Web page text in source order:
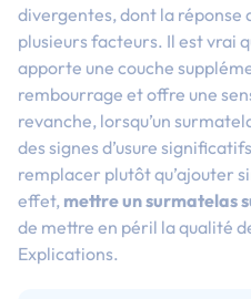
divergentes, dont la réponse
plusieurs facteurs. Il est vrai
apporte une couche
rembourrage et offre une
revanche, lorsqu’un
des signes d’usure
remplacer plutôt qu’ajouter
effet, mettre un surmatelas
de mettre en péril la qualité
Explications.